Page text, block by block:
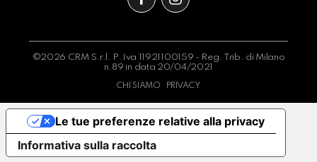
©2026 CRM S.r.l. P.Iva 11921100159 - Reg. Trib. di Milano
n.89 in data 20/04/2021
CHI SIAMO PRIVACY
Informativa sulla raccolta
Le tue preferenze relative alla privacy